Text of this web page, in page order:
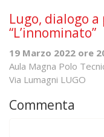
Lugo, dialogo
“L’innominato”
19 Marzo 2022 ore
Aula Magna Polo
Via Lumagni LUGO
Commenta